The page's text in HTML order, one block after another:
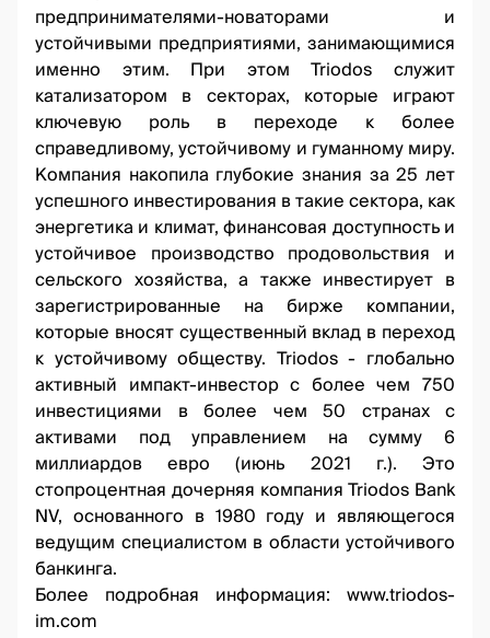
предпринимателями-новаторами и
устойчивыми предприятиями, занимающимися
именно этим. При этом Triodos служит
катализатором в секторах, которые играют
ключевую роль в переходе к более
справедливому, устойчивому и гуманному миру.
Компания накопила глубокие знания за 25 лет
успешного инвестирования в такие сектора, как
энергетика и климат, финансовая доступность и
устойчивое производство продовольствия и
сельского хозяйства, а также инвестирует в
зарегистрированные на бирже компании,
которые вносят существенный вклад в переход
к устойчивому обществу. Triodos - глобально
активный импакт-инвестор с более чем 750
инвестициями в более чем 50 странах с
активами под управлением на сумму 6
миллиардов евро (июнь 2021 г.). Это
стопроцентная дочерняя компания Triodos Bank
NV, основанного в 1980 году и являющегося
ведущим специалистом в области устойчивого
банкинга.
Более подробная информация: www.triodos-
im.com